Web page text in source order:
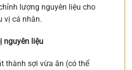
lượng nguyên liệu cho
vị cá nhân.
nguyên liệu
thành sợi vừa ăn (có thể